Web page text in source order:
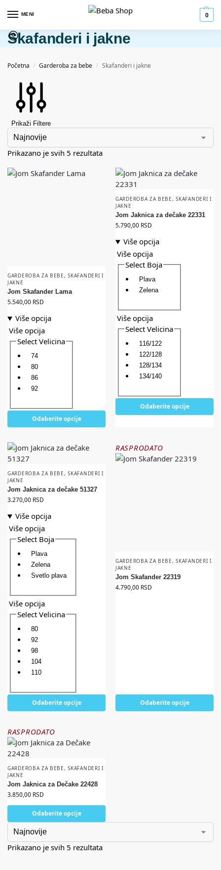
MENI 0
Skafanderi i jakne
Početna / Garderoba za bebe / Skafanderi i jakne
Prikaži Filtere
Prikazano je svih 5 rezultata
GARDEROBA ZA BEBE,SKAFANDERI I
JAKNE
Jom Skafander Lama
5.540,00 RSD
Više opcija
Više opcija
Select Velicina
74
80
86
92
Odaberite opcije
GARDEROBA ZA BEBE,SKAFANDERI I
JAKNE
Jom Jaknica za dečake 22331
5.790,00 RSD
Više opcija
Više opcija
Select Boja
Plava
Zelena
Više opcija
Select Velicina
116/122
122/128
128/134
134/140
Odaberite opcije
GARDEROBA ZA BEBE,SKAFANDERI I
JAKNE
Jom Jaknica za dečake 51327
3.270,00 RSD
Više opcija
Više opcija
Select Boja
Plava
Zelena
Svetlo plava
Više opcija
Select Velicina
80
92
98
104
110
Odaberite opcije
RASPRODATO
GARDEROBA ZA BEBE,SKAFANDERI I
JAKNE
Jom Skafander 22319
4.790,00 RSD
Odaberite opcije
RASPRODATO
GARDEROBA ZA BEBE,SKAFANDERI I
JAKNE
Jom Jaknica za Dečake 22428
3.850,00 RSD
Odaberite opcije
Prikazano je svih 5 rezultata